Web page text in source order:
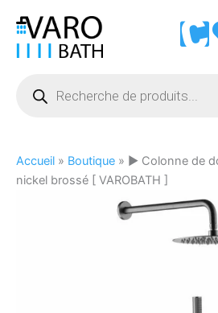
contenu
produits
Accueil » Boutique » ► Colonne de
nickel brossé [ VAROBATH ]